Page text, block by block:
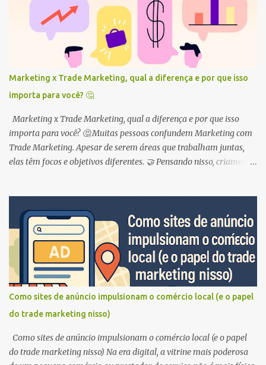
Marketing x Trade Marketing, qual a diferença e por que isso
importa para você? 🤔
Marketing x Trade Marketing, qual a diferença e por que isso
importa para você? 🤔 Muitas pessoas confundem Marketing com
Trade Marketing. Apesar de serem áreas que trabalham juntas,
elas têm focos e objetivos diferentes. 🤝 Pensando nisso, criamos
Marketing é como um grande guarda-chuva que abrange diversas
estratégias para atrair e conquistar clientes . 🎯 Ele se concentra
em construir uma marca forte, gerar reconhecimento e desejo pelo
produto . 💖 Pense em todas as vezes que você viu um anúncio na
TV, ouviu um jingle no rádio ou se deparou com um outdoor
chamativo. Isso é Marketing em ação! 🎬 Exemplos de ações de
Marketing: Publicidade online e offline: anúncios em redes sociais,
Google, TV, rádio, revistas, etc. 📢 Criação de conteúdo: blogs,
vídeos, ebooks, infográficos, etc. 💡 Relações ...
Como sites de anúncio impulsionam o comércio local (e o papel
do trade marketing nisso)
Como sites de anúncio impulsionam o comércio local (e o papel
do trade marketing nisso) Na era digital, a vitrine mais poderosa